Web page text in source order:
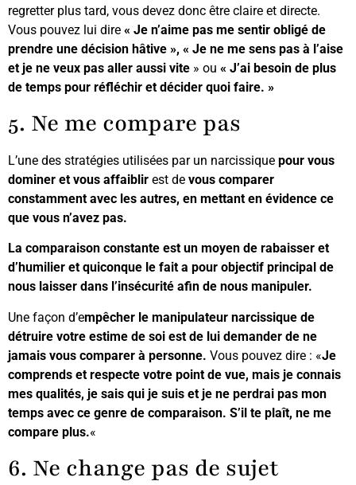
regretter plus tard, vous devez donc être claire et directe.
Vous pouvez lui dire « Je n’aime pas me sentir obligé de
prendre une décision hâtive », « Je ne me sens pas à l’aise
et je ne veux pas aller aussi vite » ou « J’ai besoin de plus
de temps pour réfléchir et décider quoi faire. »
5. Ne me compare pas
L’une des stratégies utilisées par un narcissique pour vous
dominer et vous affaiblir est de vous comparer
constamment avec les autres, en mettant en évidence ce
que vous n’avez pas.
La comparaison constante est un moyen de rabaisser et
d’humilier et quiconque le fait a pour objectif principal de
nous laisser dans l’insécurité afin de nous manipuler.
Une façon d’empêcher le manipulateur narcissique de
détruire votre estime de soi est de lui demander de ne
jamais vous comparer à personne. Vous pouvez dire : «Je
comprends et respecte votre point de vue, mais je connais
mes qualités, je sais qui je suis et je ne perdrai pas mon
temps avec ce genre de comparaison. S’il te plaît, ne me
compare plus.«
6. Ne change pas de sujet